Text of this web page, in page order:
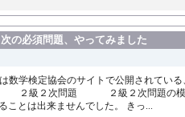
の必須問題、やってみました
数学検定協会のサイトで公開されてい
２級２次問題 ２級２次問題の模範解
ことは出来ませんでした。 きっ...